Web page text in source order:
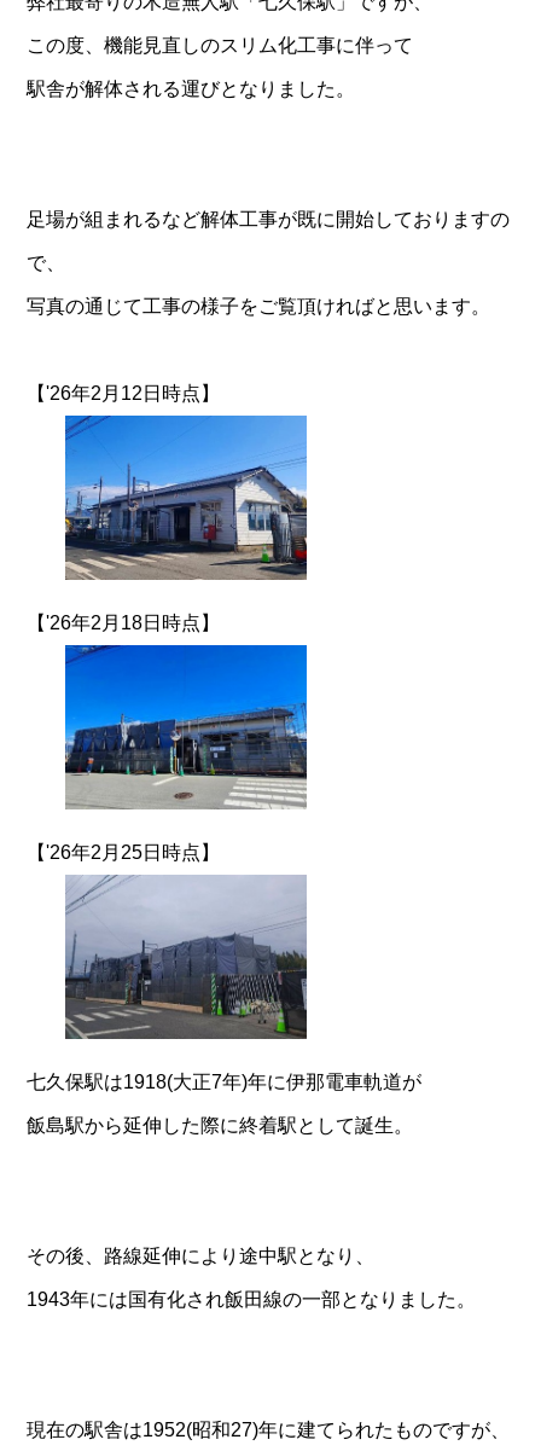
この度、機能見直しのスリム化工事に伴って
駅舎が解体される運びとなりました。
足場が組まれるなど解体工事が既に開始しておりますの
で、
写真の通じて工事の様子をご覧頂ければと思います。
【'26年2月12日時点】
【'26年2月18日時点】
【'26年2月25日時点】
七久保駅は1918(大正7年)年に伊那電車軌道が
飯島駅から延伸した際に終着駅として誕生。
その後、路線延伸により途中駅となり、
1943年には国有化され飯田線の一部となりました。
現在の駅舎は1952(昭和27)年に建てられたものですが、